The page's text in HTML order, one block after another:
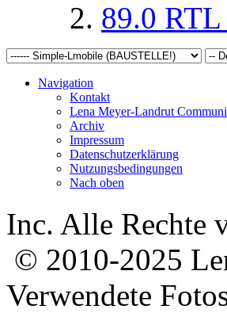
89.0
Navigation
Kontakt
Lena Meyer-Landrut
Archiv
Impressum
Datenschutzerklärung
Nutzungsbedingungen
Nach oben
Inc. Alle Rechte
© 2010-2025
Verwendete